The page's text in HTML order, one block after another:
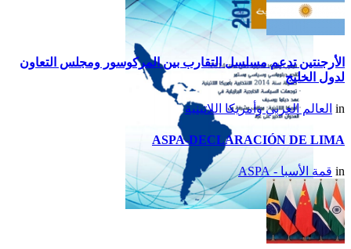
تقرير أمريكا اللاتينية لسنة
2014
الأرجنتين تدعم مسلسل التقارب بين المركوسور ومجلس التعاون
لدول الخليج
in العالم العربي وأمريكا اللاتينية
ASPA-DECLARACIÓN DE LIMA
in قمة الأسبا - ASPA